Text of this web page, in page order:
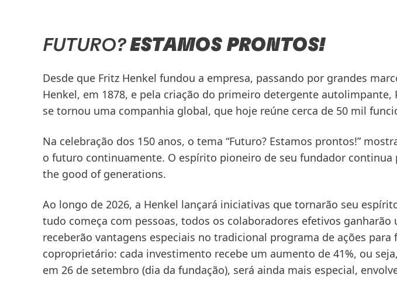
FUTURO?ESTAMOS PRONTOS!
Desde que Fritz Henkel fundou a empresa, passando por grandes
Henkel, em 1878, e pela criação do primeiro detergente
se tornou uma companhia global, que hoje reúne cerca de 50 mil
Na celebração dos 150 anos, o tema “Futuro? Estamos prontos!”
o futuro continuamente. O espírito pioneiro de seu fundador
the good of generations.
Ao longo de 2026, a Henkel lançará iniciativas que tornarão seu
tudo começa com pessoas, todos os colaboradores efetivos
receberão vantagens especiais no tradicional programa de ações
coproprietário: cada investimento recebe um aumento de 41%, ou
em 26 de setembro (dia da fundação), será ainda mais especial,